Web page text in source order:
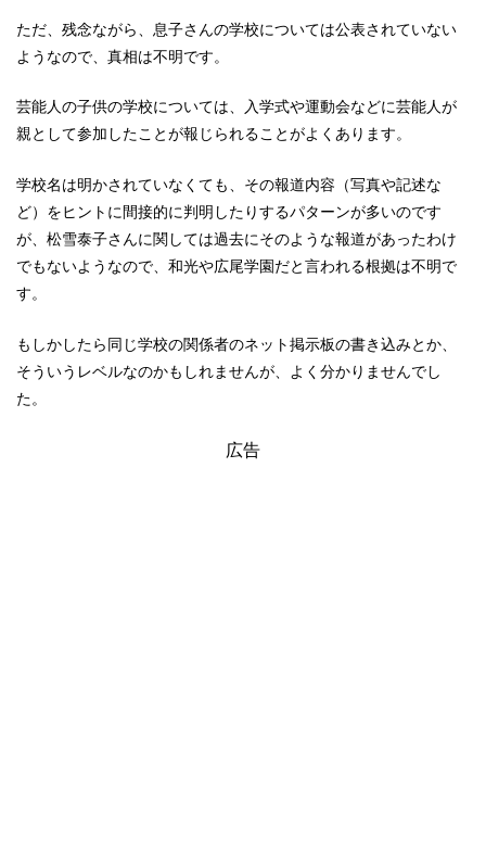
ただ、残念ながら、息子さんの学校については公表されていない
ようなので、真相は不明です。
芸能人の子供の学校については、入学式や運動会などに芸能人が
親として参加したことが報じられることがよくあります。
学校名は明かされていなくても、その報道内容（写真や記述な
ど）をヒントに間接的に判明したりするパターンが多いのです
が、松雪泰子さんに関しては過去にそのような報道があったわけ
でもないようなので、和光や広尾学園だと言われる根拠は不明で
す。
もしかしたら同じ学校の関係者のネット掲示板の書き込みとか、
そういうレベルなのかもしれませんが、よく分かりませんでし
た。
広告